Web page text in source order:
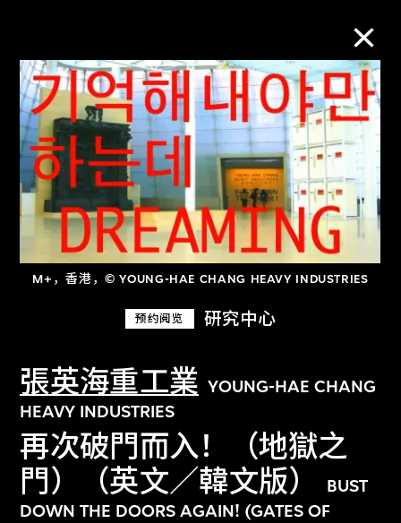
M+，香港，© YOUNG-HAE CHANG HEAVY INDUSTRIES
预约阅览 研究中心
張英海重工業 YOUNG-HAE CHANG
HEAVY INDUSTRIES
再次破門而入！（地獄之
門）（英文／韓文版）
BUST
DOWN THE DOORS AGAIN! (GATES OF
M+藏品
进一步筛选 搜索
关于M+藏品
探索世界顶级的二十及二十一世纪视觉
文化藏品。